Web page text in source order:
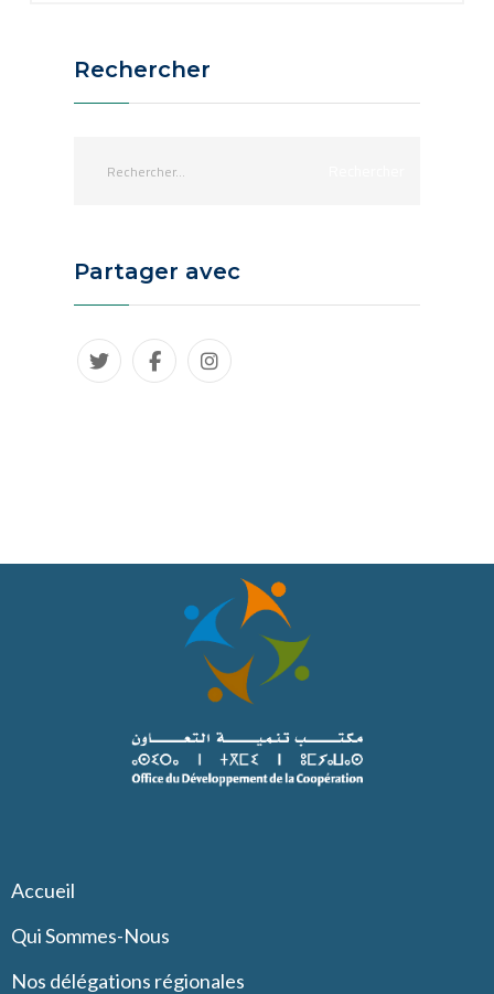
Rechercher
Partager avec
Accueil
Qui Sommes-Nous
Nos délégations régionales